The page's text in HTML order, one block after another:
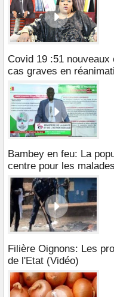
Covid 19 :51
cas graves en
Bambey en feu: La
centre pour les
Filière Oignons: Les
de l'Etat (Vidéo)